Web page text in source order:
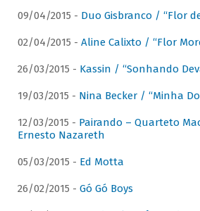
09/04/2015 - Duo Gisbranco / “Flor
02/04/2015 - Aline Calixto / “Flor
26/03/2015 - Kassin / “Sonhando
19/03/2015 - Nina Becker / “Minha
12/03/2015 - Pairando – Quarteto
Ernesto Nazareth
05/03/2015 - Ed Motta
26/02/2015 - Gó Gó Boys